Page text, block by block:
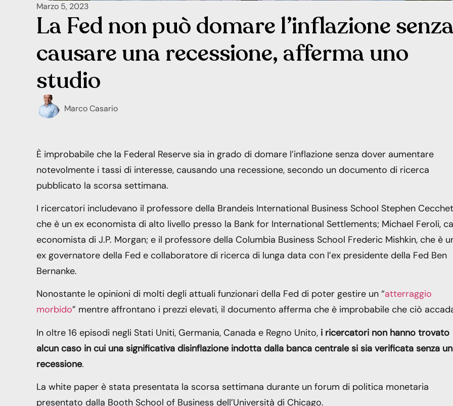
Marzo 5, 2023
La Fed non può domare l’inflazione senza
causare una recessione, afferma uno
studio
Marco Casario
È improbabile che la Federal Reserve sia in grado di domare l’inflazione senza dover aumentare
notevolmente i tassi di interesse, causando una recessione, secondo un documento di ricerca
pubblicato la scorsa settimana.
I ricercatori includevano il professore della Brandeis International Business School Stephen
che è un ex economista di alto livello presso la Bank for International Settlements; Michael Feroli,
economista di J.P. Morgan; e il professore della Columbia Business School Frederic Mishkin, che è
ex governatore della Fed e collaboratore di ricerca di lunga data con l’ex presidente della Fed Ben
Bernanke.
Nonostante le opinioni di molti degli attuali funzionari della Fed di poter gestire un “atterraggio
morbido” mentre affrontano i prezzi elevati, il documento afferma che è improbabile che ciò
In oltre 16 episodi negli Stati Uniti, Germania, Canada e Regno Unito, i ricercatori non hanno trovato
alcun caso in cui una significativa disinflazione indotta dalla banca centrale si sia verificata senza
recessione.
La white paper è stata presentata la scorsa settimana durante un forum di politica monetaria
presentato dalla Booth School of Business dell’Università di Chicago.